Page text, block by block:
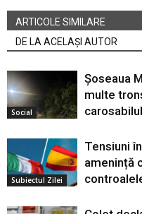
ARTICOLE SIMILARE
DE LA ACELAȘI AUTOR
Social
Șoseaua
multe
Subiectul Zilei
Tensiuni
amenință